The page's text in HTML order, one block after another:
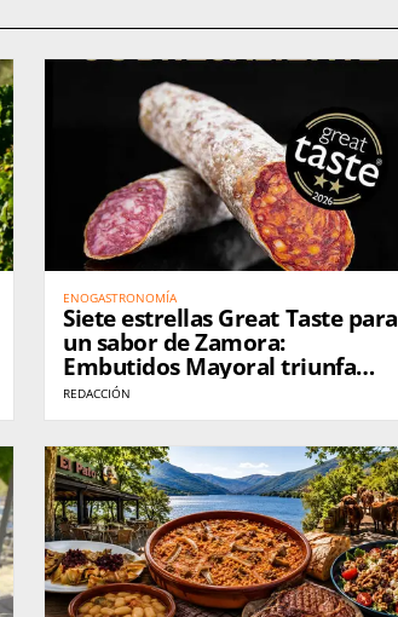
ENOGASTRONOMÍA
Siete estrellas Great Taste para
un sabor de Zamora:
Embutidos Mayoral triunfa
entre los mejores productos
internacionales
REDACCIÓN